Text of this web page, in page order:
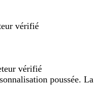
vérifié
vérifié
poussée. La